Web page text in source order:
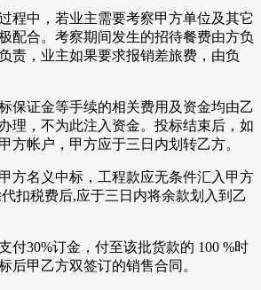
程中，若业主需要考察甲方单位及其它
配合。考察期间发生的招待餐费由方负
责，业主如果要求报销差旅费，由负
保证金等手续的相关费用及资金均由乙
理，不为此注入资金。投标结束后，如
方帐户，甲方应于三日内划转乙方。
方名义中标，工程款应无条件汇入甲方
扣税费后,应于三日内将余款划入到乙
付30%订金，付至该批货款的 100 %时
后甲乙方双签订的销售合同。